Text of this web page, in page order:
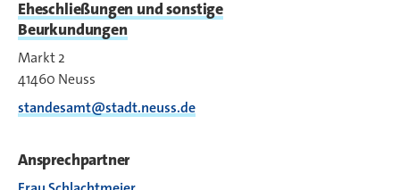
Eheschließungen und sonstige
Beurkundungen
Markt 2
41460 Neuss
standesamt@stadt.neuss.de
Ansprechpartner